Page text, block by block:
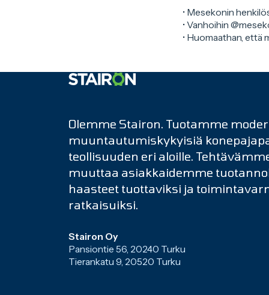
• Mesekonin
• Vanhoihin
• Huomaathan, että
Olemme Stairon. Tuotamme
muuntautumiskykyisiä
teollisuuden eri aloille.
muuttaa asiakkaidemme
haasteet tuottaviksi ja
ratkaisuiksi.
Stairon Oy
Pansiontie 56, 20240 Turku
Tierankatu 9, 20520 Turku